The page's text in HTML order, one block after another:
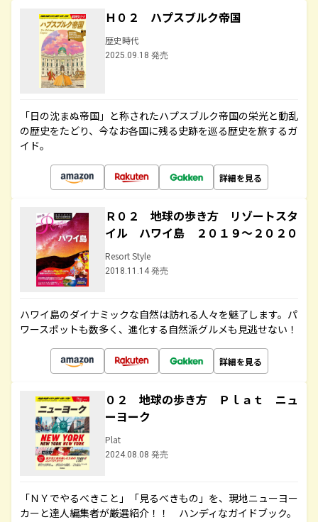
Ｈ０２ ハプスブルク帝国
歴史時代
2025.09.18 発売
「日の沈まぬ帝国」と称されたハプスブルク帝国の栄光と動乱
の歴史をたどり、今なお各国に残る史跡を巡る歴史を旅するガ
イド。
詳細を見る
Ｒ０２ 地球の歩き方 リゾートスタ
イル ハワイ島 ２０１９～２０２０
Resort Style
2018.11.14 発売
ハワイ島のダイナミックな自然は訪れる人々を魅了します。パ
ワースポットも数多く、進化する自然派グルメも見逃せない！
詳細を見る
０２ 地球の歩き方 Ｐｌａｔ ニュ
ーヨーク
Plat
2024.08.08 発売
「ＮＹでやるべきこと」「見るべきもの」を、現地ニューヨー
カーと達人編集者が厳選紹介！！ ハンディなガイドブック。